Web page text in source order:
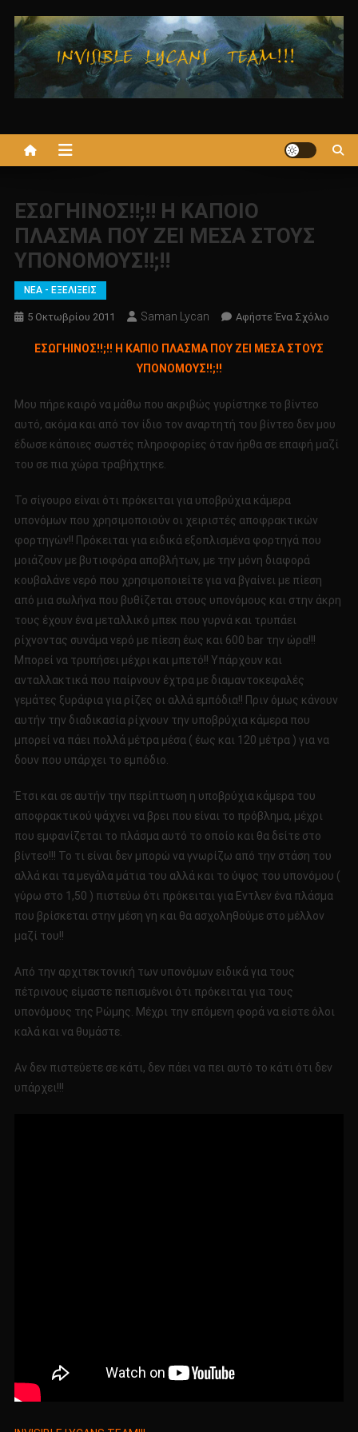
στο
περιεχόμενο
ΕΣΩΓΗΙΝΟΣ!!;!! Η ΚΑΠOΙΟ
ΠΛΑΣΜΑ ΠΟΥ ΖΕΙ ΜΕΣΑ ΣΤΟΥΣ
ΥΠΟΝΟΜΟΥΣ!!;!!
ΝΕΑ - ΕΞΕΛΙΞΕΙΣ
5 Οκτωβρίου 2011 Saman Lycan Αφήστε Ένα ΣχόλιοΓια
ΠΟΥ
ΖΕΙ
ΕΣΩΓΗΙΝΟΣ!!;!! Η ΚΑΠΙΟ ΠΛΑΣΜΑ ΠΟΥ ΖΕΙ ΜΕΣΑ ΣΤΟΥΣ
ΥΠΟΝΟΜΟΥΣ!!;!!
Μου πήρε καιρό να μάθω που ακριβώς γυρίστηκε το βίντεο
αυτό, ακόμα και από τον ίδιο τον αναρτητή του βίντεο δεν μου
έδωσε κάποιες σωστές πληροφορίες όταν ήρθα σε επαφή μαζί
του σε πια χώρα τραβήχτηκε.
Το σίγουρο είναι ότι πρόκειται για υποβρύχια κάμερα
υπονόμων που χρησιμοποιούν οι χειριστές αποφρακτικών
φορτηγών!! Πρόκειται για ειδικά εξοπλισμένα φορτηγά που
μοιάζουν με βυτιοφόρα αποβλήτων, με την μόνη διαφορά
κουβαλάνε νερό που χρησιμοποιείτε για να βγαίνει με πίεση
από μια σωλήνα που βυθίζεται στους υπονόμους και στην άκρη
τους έχουν ένα μεταλλικό μπεκ που γυρνά και τρυπάει
ρίχνοντας συνάμα νερό με πίεση έως και 600 bar την ώρα!!!
Μπορεί να τρυπήσει μέχρι και μπετό!! Υπάρχουν και
ανταλλακτικά που παίρνουν έχτρα με διαμαντοκεφαλές
γεμάτες ξυράφια για ρίζες οι αλλά εμπόδια!! Πριν όμως κάνουν
αυτήν την διαδικασία ρίχνουν την υποβρύχια κάμερα που
μπορεί να πάει πολλά μέτρα μέσα ( έως και 120 μέτρα ) για να
δουν που υπάρχει το εμπόδιο.
Έτσι και σε αυτήν την περίπτωση η υποβρύχια κάμερα του
αποφρακτικού ψάχνει να βρει που είναι το πρόβλημα, μέχρι
που εμφανίζεται το πλάσμα αυτό το οποίο και θα δείτε στο
βίντεο!!! Το τι είναι δεν μπορώ να γνωρίζω από την στάση του
αλλά και τα μεγάλα μάτια του αλλά και το ύψος του υπονόμου (
γύρω στο 1,50 ) πιστεύω ότι πρόκειται για Εντλεν ένα πλάσμα
που βρίσκεται στην μέση γη και θα ασχοληθούμε στο μέλλον
μαζί του!!
Από την αρχιτεκτονική των υπονόμων ειδικά για τους
πέτρινους είμαστε πεπισμένοι ότι πρόκειται για τους
υπονόμους της Ρώμης. Μέχρι την επόμενη φορά να είστε όλοι
καλά και να θυμάστε.
Αν δεν πιστεύετε σε κάτι, δεν πάει να πει αυτό το κάτι ότι δεν
υπάρχει!!!